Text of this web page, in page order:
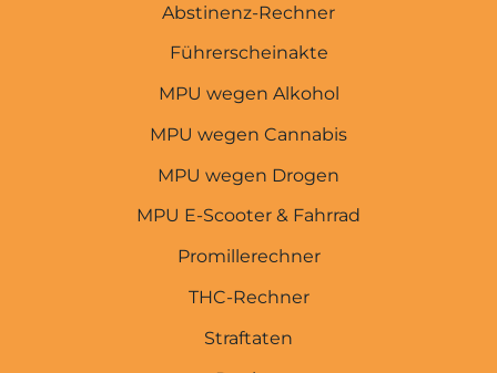
Abstinenz-Rechner
Führerscheinakte
MPU wegen Alkohol
MPU wegen Cannabis
MPU wegen Drogen
MPU E-Scooter & Fahrrad
Promillerechner
THC-Rechner
Straftaten